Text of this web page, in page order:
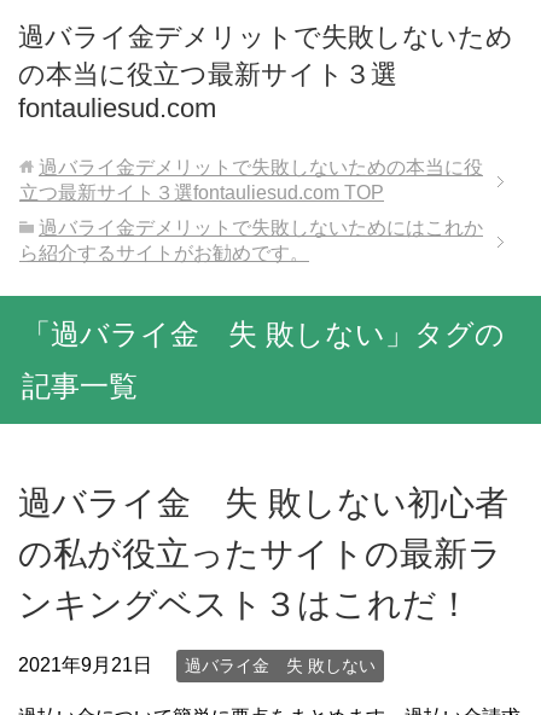
過バライ金デメリットで失敗しないため
の本当に役立つ最新サイト３選
fontauliesud.com
過バライ金デメリットで失敗しないための本当に役
立つ最新サイト３選fontauliesud.com TOP
過バライ金デメリットで失敗しないためにはこれか
ら紹介するサイトがお勧めです。
「過バライ金 失 敗しない」タグの
記事一覧
過バライ金 失 敗しない初心者
の私が役立ったサイトの最新ラ
ンキングベスト３はこれだ！
2021年9月21日 過バライ金 失 敗しない